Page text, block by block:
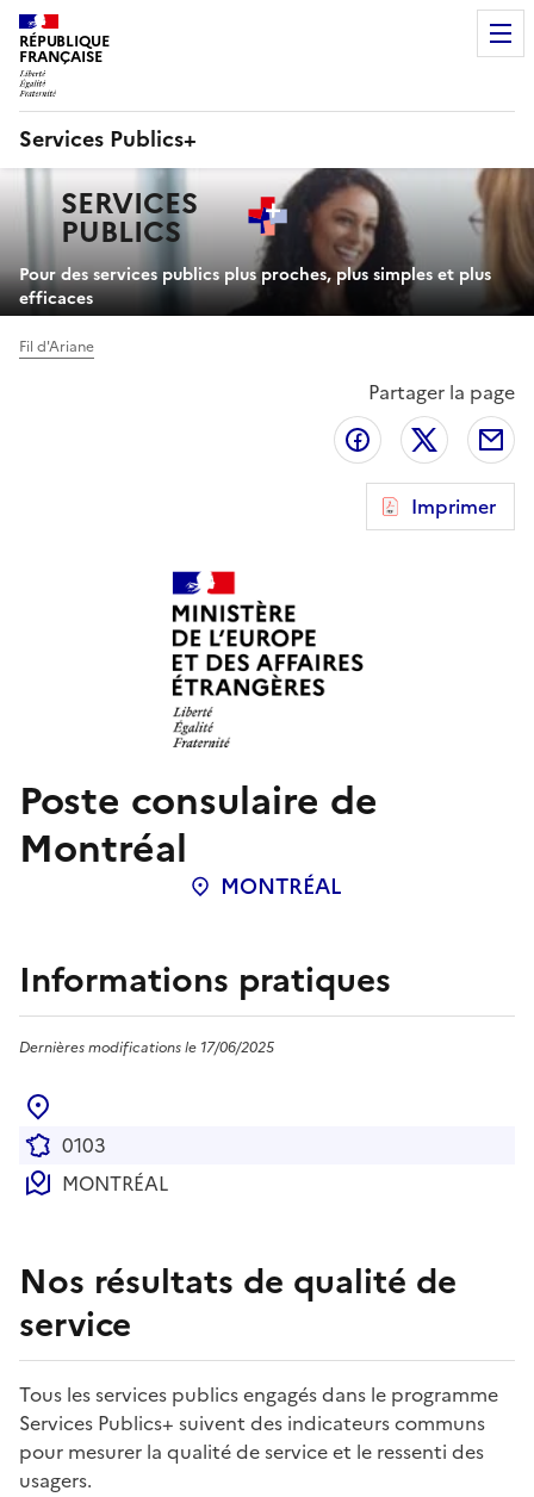
RÉPUBLIQUE
FRANÇAISE
Services Publics+
principaleSERVICES
PUBLICS+
Pour des services publics plus proches, plus simples et plus
efficaces
Fil d'Ariane
Poste consulaire de
Montréal
Localisation
MONTRÉAL
Partager la page
Partager sur
Imprimer
Informations pratiques
Dernières modifications le 17/06/2025
0103
MONTRÉAL
Nos résultats de qualité de
service
Tous les services publics engagés dans le programme
Services Publics+ suivent des indicateurs communs
pour mesurer la qualité de service et le ressenti des
usagers.